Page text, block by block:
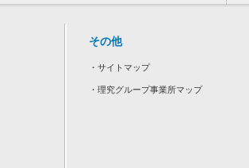
その他
・ サイトマップ
・ 理究グループ事業所マップ